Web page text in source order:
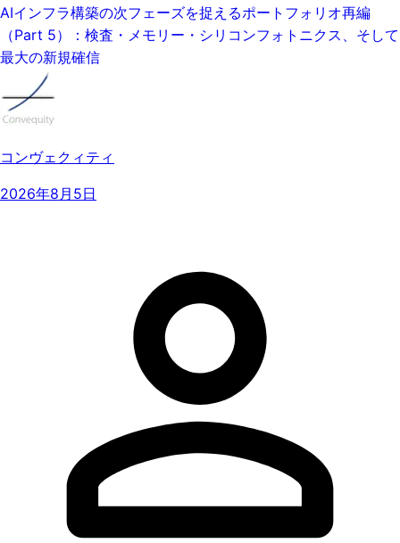
AIインフラ構築の次フェーズを捉えるポートフォリオ再編
（Part 5）：検査・メモリー・シリコンフォトニクス、そして
最大の新規確信
コンヴェクィティ
2026年8月5日